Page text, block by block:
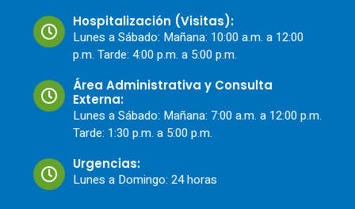
Hospitalización (Visitas):
Lunes a Sábado: Mañana: 10:00 a.m. a 12:00
p.m. Tarde: 4:00 p.m. a 5:00 p.m.
Área Administrativa y Consulta
Externa:
Lunes a Sábado: Mañana: 7:00 a.m. a 12:00 p.m.
Tarde: 1:30 p.m. a 5:00 p.m.
Urgencias:
Lunes a Domingo: 24 horas